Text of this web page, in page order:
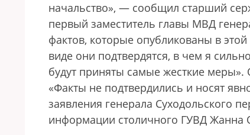
начальство», — сообщил старший
первый заместитель главы МВД
фактов, которые опубликованы в
виде они подтвердятся, в чем я
будут приняты самые жесткие меры».
«Факты не подтвердились и носят
заявления генерала Суходольского
информации столичного ГУВД Жанна